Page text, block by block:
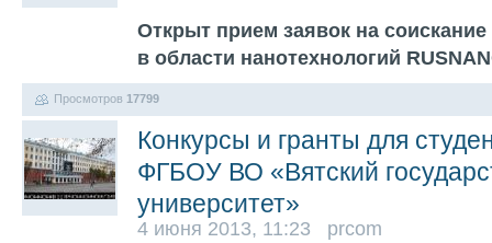
Открыт прием заявок на
в области нанотехнологий
Просмотров 17799
Конкурсы и гранты для
ФГБОУ ВО «Вятский
университет»
4 июня 2013, 11:23 prcom